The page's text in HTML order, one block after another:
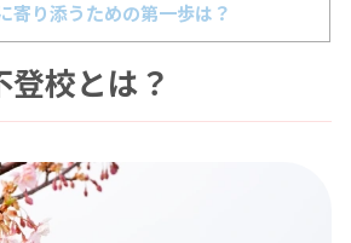
寄り添うための第一歩は？
校とは？